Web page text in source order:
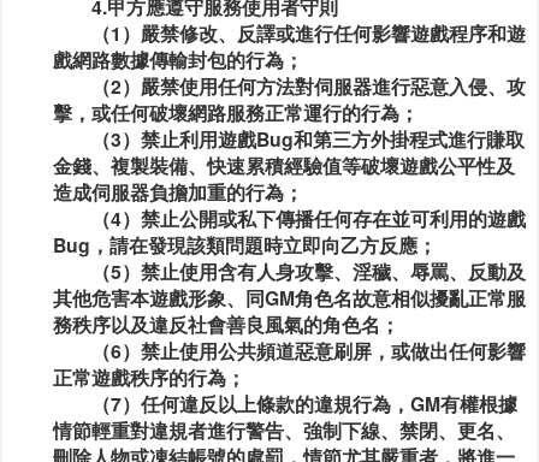
4.甲方應遵守服務使用者守則
（1）嚴禁修改、反譯或進行任何影響遊戲程序和遊
戲網路數據傳輸封包的行為；
（2）嚴禁使用任何方法對伺服器進行惡意入侵、攻
擊，或任何破壞網路服務正常運行的行為；
（3）禁止利用遊戲Bug和第三方外掛程式進行賺取
金錢、複製裝備、快速累積經驗值等破壞遊戲公平性及
造成伺服器負擔加重的行為；
（4）禁止公開或私下傳播任何存在並可利用的遊戲
Bug，請在發現該類問題時立即向乙方反應；
（5）禁止使用含有人身攻擊、淫穢、辱罵、反動及
其他危害本遊戲形象、同GM角色名故意相似擾亂正常服
務秩序以及違反社會善良風氣的角色名；
（6）禁止使用公共頻道惡意刷屏，或做出任何影響
正常遊戲秩序的行為；
（7）任何違反以上條款的違規行為，GM有權根據
情節輕重對違規者進行警告、強制下線、禁閉、更名、